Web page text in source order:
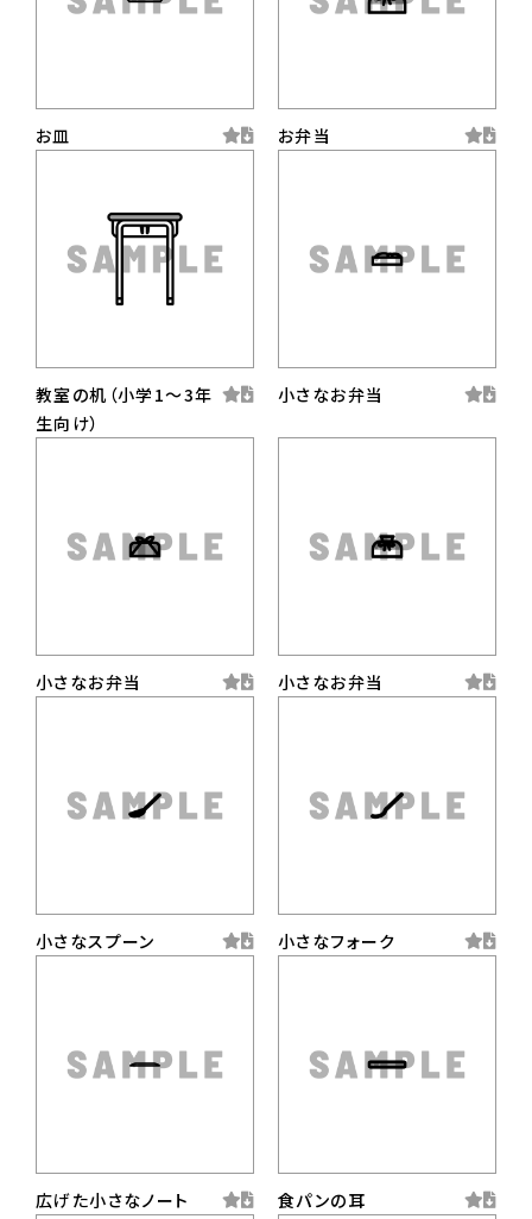
お皿 お弁当
教室の机（小学1〜3年
生向け）
小さなお弁当
小さなお弁当 小さなお弁当
小さなスプーン 小さなフォーク
広げた小さなノート 食パンの耳